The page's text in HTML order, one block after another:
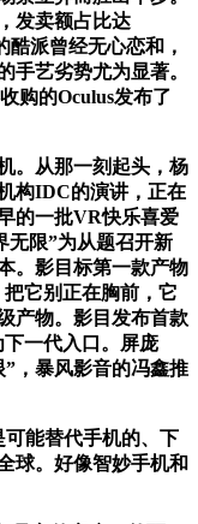
发卖额占比达
派曾经无心恋和，
手艺劣势尤为显著。
购的Oculus发布了
从那一刻起头，杨
构IDC的演讲，正在
的一批VR快乐喜爱
无限”为从题召开新
。影目标第一款产物
它别正在胸前，它
产物。影目发布首款
一代入口。屏庞
，暴风影音的冯鑫推
能替代手机的、下
球。好像智妙手机和